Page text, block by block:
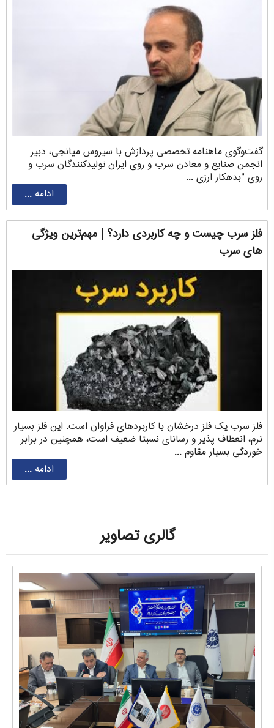
گفت‌وگوی ماهنامه تخصصی پردازش با سیروس ‌میانجی، دبیر
انجمن صنایع و معادن سرب و روی ایران تولیدکنندگان سرب و
روی “بدهکار ارزی ...
ادامه ...
فلز سرب چیست و چه کاربردی دارد؟ | مهم‌ترین ویژگی
های سرب
فلز سرب یک فلز درخشان با کاربردهای فراوان است. این فلز بسیار
نرم، انعطاف پذیر و رسانای نسبتا ضعیف است، همچنین در برابر
خوردگی بسیار مقاوم ...
ادامه ...
گالری تصاویر